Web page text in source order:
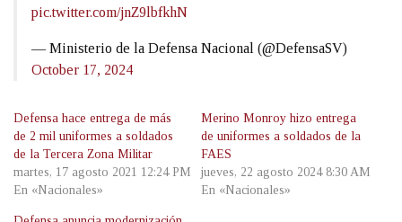
pic.twitter.com/jnZ9lbfkhN
— Ministerio de la Defensa Nacional (@DefensaSV)
October 17, 2024
Defensa hace entrega de más
de 2 mil uniformes a soldados
de la Tercera Zona Militar
martes, 17 agosto 2021 12:24 PM
En «Nacionales»
Merino Monroy hizo entrega
de uniformes a soldados de la
FAES
jueves, 22 agosto 2024 8:30 AM
En «Nacionales»